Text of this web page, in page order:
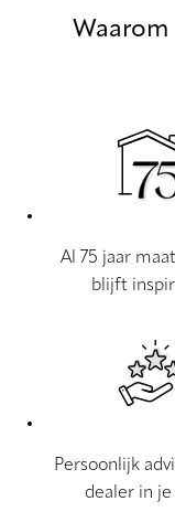
Waarom
Al 75 jaar
blijft
Persoonlijk
dealer in